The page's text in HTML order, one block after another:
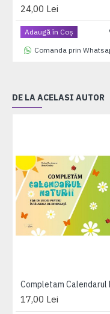
24,00 Lei
Adaugă în Coş
Comanda prin
DE LA ACELASI AUTOR
17,00 Lei